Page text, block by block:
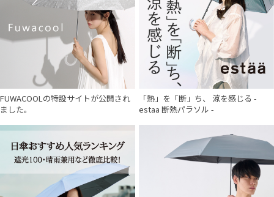
FUWACOOLの特設サイトが公開され
ました。
「熱」を「断」ち、 涼を感じる -
estaa 断熱パラソル -